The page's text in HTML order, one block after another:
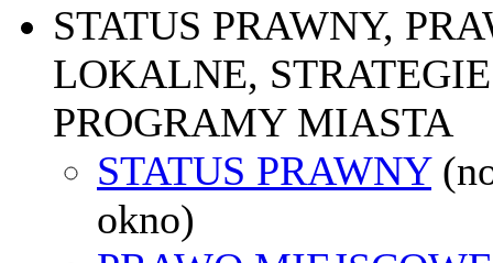
STATUS PRAWNY,
LOKALNE,
PROGRAMY MIASTA
STATUS PRAWNY
okno)